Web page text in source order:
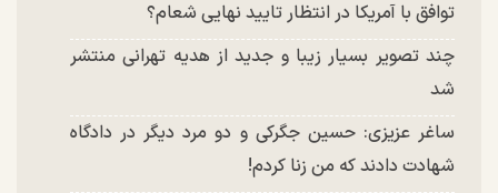
توافق با آمریکا در انتظار تایید نهایی شعام؟
چند تصویر بسیار زیبا و جدید از هدیه تهرانی منتشر
شد
ساغر عزیزی: حسین جگرکی و دو مرد دیگر در دادگاه
شهادت دادند که من زنا کردم!